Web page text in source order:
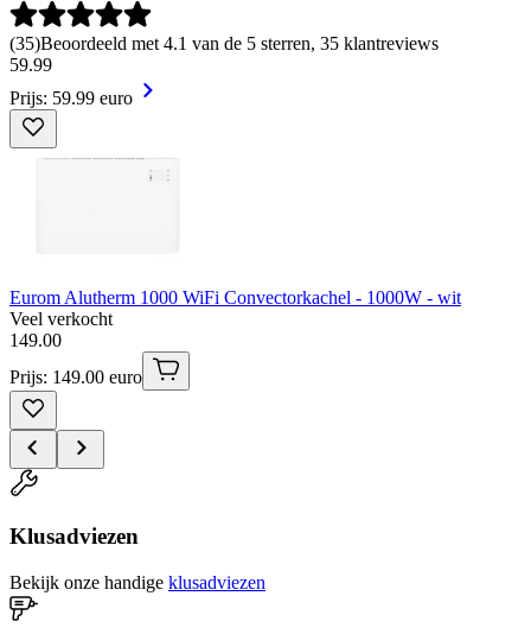
(35)Beoordeeld met 4.1 van de 5 sterren, 35 klantreviews
59.99
Prijs: 59.99 euro
Eurom Alutherm 1000 WiFi Convectorkachel - 1000W - wit
Veel verkocht
149.00
Prijs: 149.00 euro
Klusadviezen
Bekijk onze handige klusadviezen